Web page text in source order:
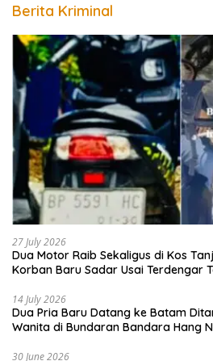
Berita Kriminal
27 July 2026
Dua Motor Raib Sekaligus di Kos
Korban Baru Sadar Usai Terdengar
14 July 2026
Dua Pria Baru Datang ke Batam
Wanita di Bundaran Bandara Hang
30 June 2026